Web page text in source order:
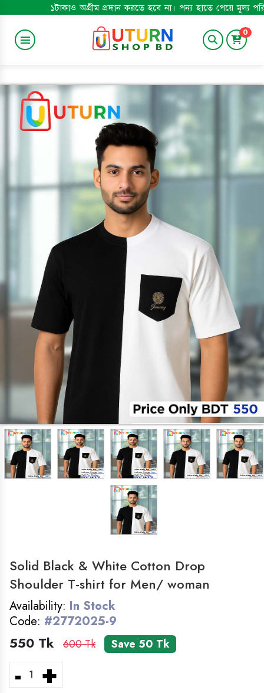
SWEETS & BAKERY
GROSSERY
শুঁটকি
TRENDING
LADIES ZONE
Cosmetics
HOME & KITCHEN
Cake Decoration
Chocolate Making Item's
OVEN
kitchen & Crockeries
ISLAMIC ITEMS
HOME DECOR
১টাকাও অগ্রীম প্রদান করতে হবে না। পন্য হাতে পেয়ে মূল্য পরিশোধ
0
Solid Black & White Cotton Drop
Shoulder T-shirt for Men/ woman
Availability: In Stock
Code: #2772025-9
550 Tk 600 Tk Save 50 Tk
- +